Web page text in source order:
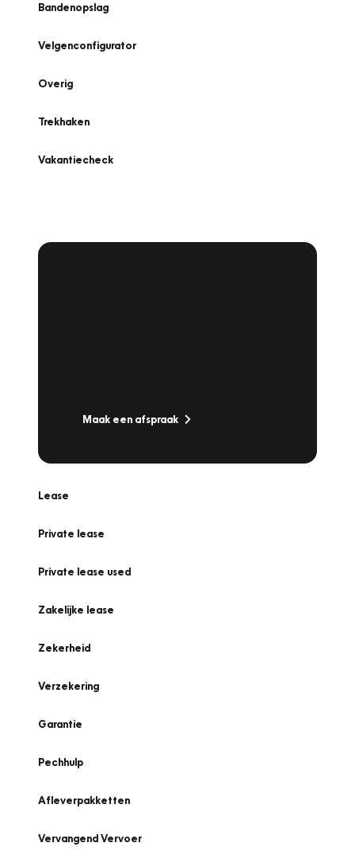
Bandenopslag
Velgenconfigurator
Overig
Trekhaken
Vakantiecheck
Maak een afspraak
Lease
Private lease
Private lease used
Zakelijke lease
Zekerheid
Verzekering
Garantie
Pechhulp
Afleverpakketten
Vervangend Vervoer